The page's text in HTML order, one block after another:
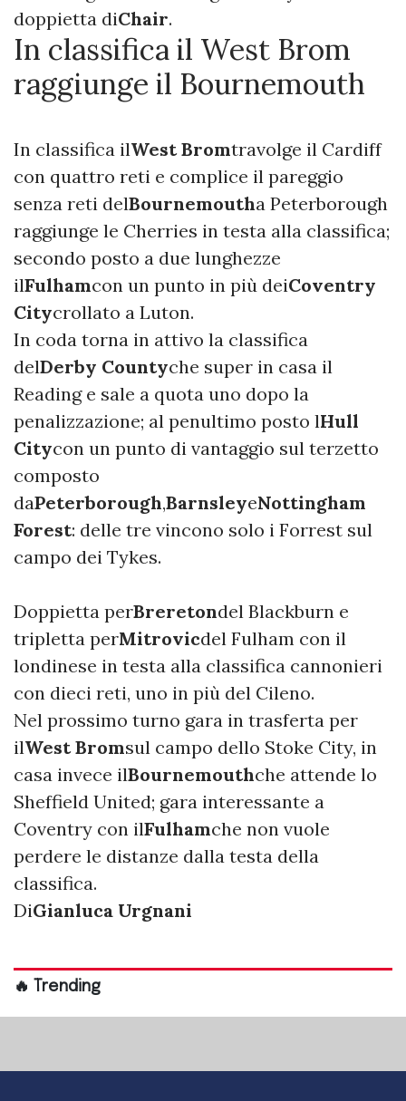
doppietta diChair.
In classifica il West Brom
raggiunge il Bournemouth
In classifica ilWest Bromtravolge il Cardiff
con quattro reti e complice il pareggio
senza reti delBournemoutha Peterborough
raggiunge le Cherries in testa alla classifica;
secondo posto a due lunghezze
ilFulhamcon un punto in più deiCoventry
Citycrollato a Luton.
In coda torna in attivo la classifica
delDerby Countyche super in casa il
Reading e sale a quota uno dopo la
penalizzazione; al penultimo posto lHull
Citycon un punto di vantaggio sul terzetto
composto
daPeterborough,BarnsleyeNottingham
Forest: delle tre vincono solo i Forrest sul
campo dei Tykes.
Doppietta perBreretondel Blackburn e
tripletta perMitrovicdel Fulham con il
londinese in testa alla classifica cannonieri
con dieci reti, uno in più del Cileno.
Nel prossimo turno gara in trasferta per
ilWest Bromsul campo dello Stoke City, in
casa invece ilBournemouthche attende lo
Sheffield United; gara interessante a
Coventry con ilFulhamche non vuole
perdere le distanze dalla testa della
classifica.
DiGianluca Urgnani
🔥 Trending